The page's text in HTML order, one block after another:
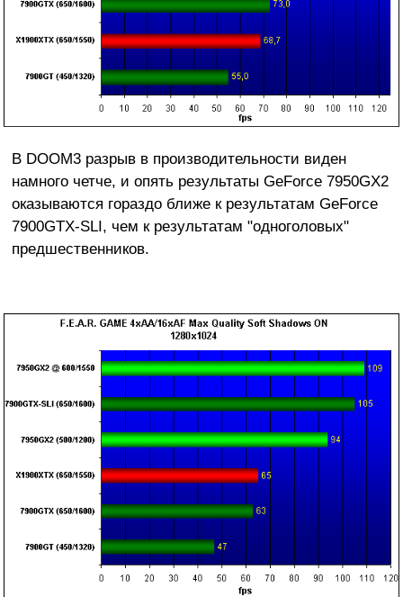
В DOOM3 разрыв в производительности виден
намного четче, и опять результаты GeForce 7950GX2
оказываются гораздо ближе к результатам GeForce
7900GTX-SLI, чем к результатам "одноголовых"
предшественников.